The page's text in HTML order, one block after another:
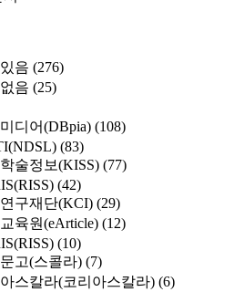
음 (276)
음 (25)
디어(DBpia) (108)
(83)
술정보(KISS) (77)
(42)
구재단(KCI) (29)
육원(eArticle) (12)
(10)
고(스콜라) (7)
스칼라(코리아스칼라) (6)